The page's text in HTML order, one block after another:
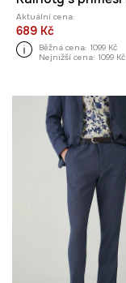
Aktuální cena:
689 Kč
Běžná cena: 1099 Kč
Nejnižší cena: 1099 Kč